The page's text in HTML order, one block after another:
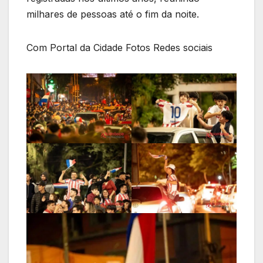
milhares de pessoas até o fim da noite.
Com Portal da Cidade Fotos Redes sociais